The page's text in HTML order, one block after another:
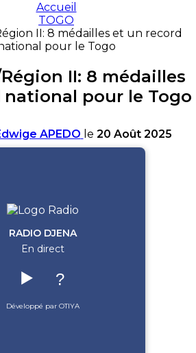
Accueil
TOGO
II: 8 médailles et un record
pour le Togo
II: 8 médailles
pour le Togo
APEDO le 20 Août 2025
RADIO DJENA
En direct
▶️ ?
Développé par OTIYA